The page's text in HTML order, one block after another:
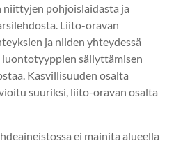
niittyjen pohjoislaidasta ja
Liito-oravan
ja niiden yhteydessä
luontotyyppien säilyttämisen
Kasvillisuuden osalta
suuriksi, liito-oravan osalta
ei mainita alueella